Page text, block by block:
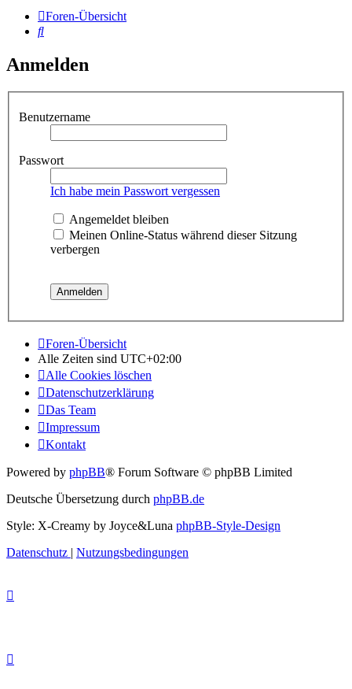
Foren-Übersicht
Suche
Anmelden
Benutzername
Passwort
Ich habe mein Passwort vergessen
Angemeldet bleiben
Meinen Online-Status während dieser Sitzung
verbergen
Foren-Übersicht
Alle Zeiten sind UTC+02:00
Alle Cookies löschen
Datenschutzerklärung
Das Team
Impressum
Kontakt
Powered by phpBB® Forum Software © phpBB Limited
Deutsche Übersetzung durch phpBB.de
Style: X-Creamy by Joyce&Luna phpBB-Style-Design
Datenschutz | Nutzungsbedingungen